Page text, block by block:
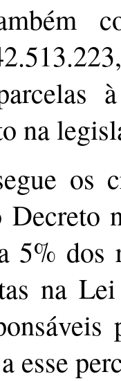
na
os
5% dos
na
esse